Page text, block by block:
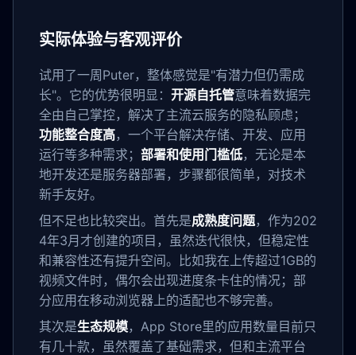
实际体验与客观评价
试用了一周Puter，整体感觉是"有潜力但仍需成
长"。它的优势很明显： 开源自托管意味着数据完
全由自己掌控，解决了主流云服务的隐私顾虑；
功能整合度高，一个平台解决存储、开发、应用
运行等多种需求； 部署和使用门槛低，无论是本
地开发还是服务器部署，步骤都很简单，对技术
新手友好。
但不足也比较突出。首先是成熟度问题，作为202
4年3月才创建的项目，虽然迭代很快，但稳定性
和兼容性还有提升空间。比如我在上传超过1GB的
视频文件时，偶尔会出现进度条卡住的情况；部
分应用在移动浏览器上的适配也不够完善。
其次是生态规模，App Store里的应用数量目前只
有几十款，虽然覆盖了基础需求，但和主流平台